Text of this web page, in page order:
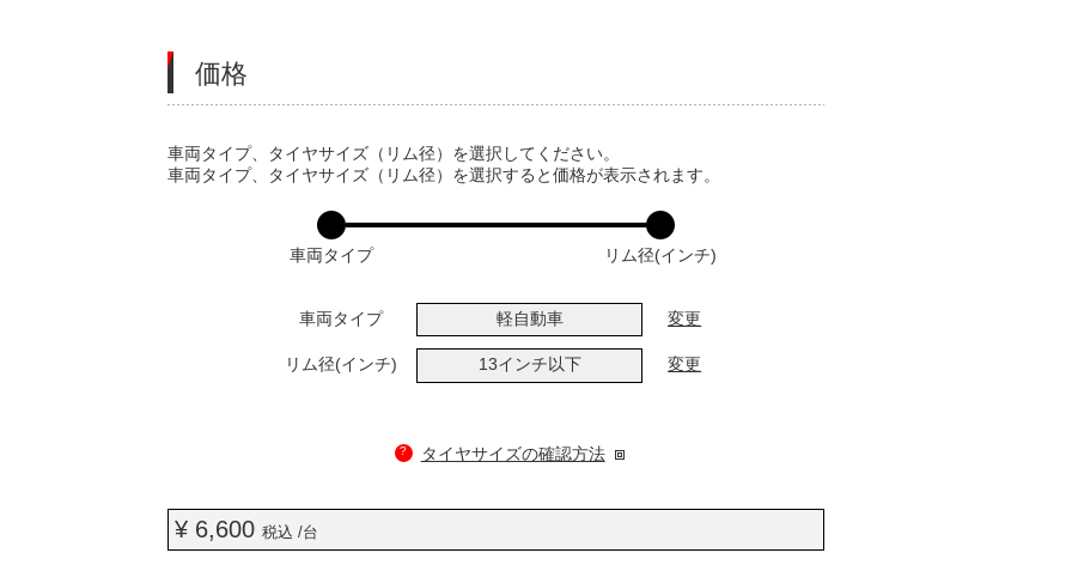
価格
VARIATIONS
車両タイプ、タイヤサイズ（リム径）を選択してください。
車両タイプ、タイヤサイズ（リム径）を選択すると価格が表示されます。
車両タイプ リム径(インチ)
車両タイプ 軽自動車 変更
リム径(インチ) 13インチ以下 変更
? タイヤサイズの確認方法
¥ 6,600税込 /台